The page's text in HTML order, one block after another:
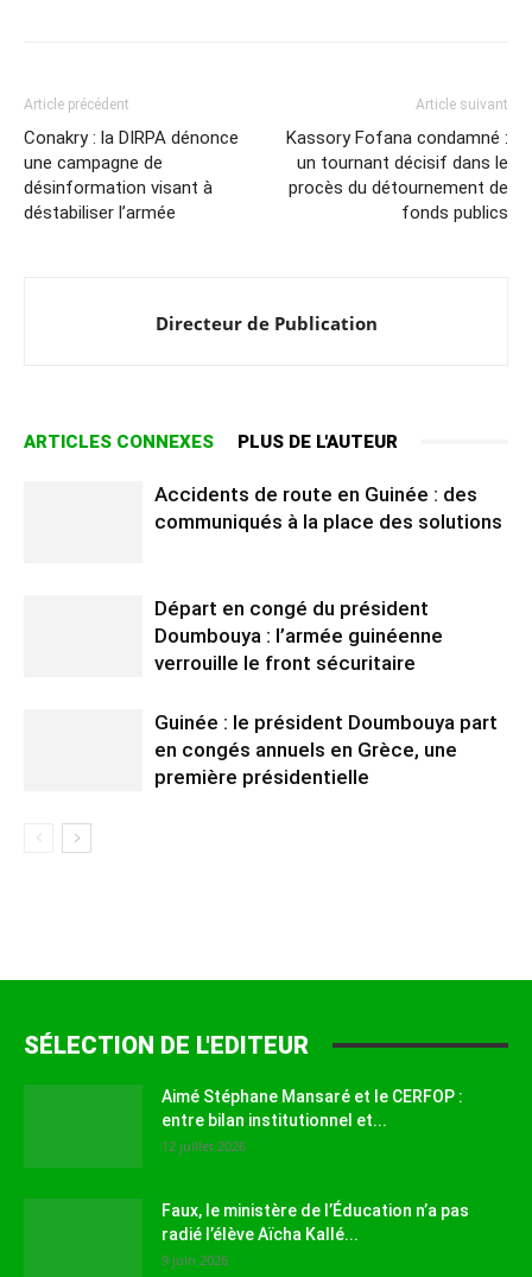
Article précédent
Conakry : la DIRPA dénonce
une campagne de
désinformation visant à
déstabiliser l’armée
Article suivant
Kassory Fofana condamné :
un tournant décisif dans le
procès du détournement de
fonds publics
Directeur de Publication
ARTICLES CONNEXES PLUS DE L'AUTEUR
Accidents de route en Guinée : des
communiqués à la place des solutions
Départ en congé du président
Doumbouya : l’armée guinéenne
verrouille le front sécuritaire
Guinée : le président Doumbouya part
en congés annuels en Grèce, une
première présidentielle
SÉLECTION DE L'EDITEUR
Aimé Stéphane Mansaré et le CERFOP :
entre bilan institutionnel et...
12 juillet 2026
Faux, le ministère de l’Éducation n’a pas
radié l’élève Aïcha Kallé...
9 juin 2026